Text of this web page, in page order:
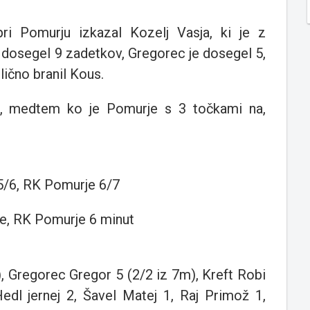
Pomurju izkazal Kozelj Vasja, ki je z
9 zadetkov, Gregorec je dosegel 5,
branil Kous.
medtem ko je Pomurje s 3 točkami na,
6, RK Pomurje 6/7
RK Pomurje 6 minut
Gregor 5 (2/2 iz 7m), Kreft Robi
jernej 2, Šavel Matej 1, Raj Primož 1,